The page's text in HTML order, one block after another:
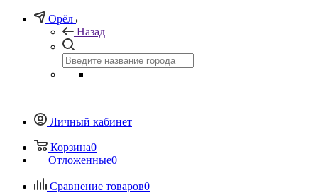
Орёл
Назад
Личный кабинет
Корзина0
Отложенные0
Сравнение товаров0